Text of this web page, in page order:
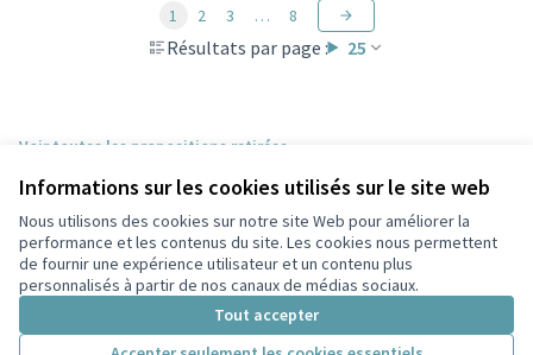
Informations sur les cookies utilisés sur le site web
Nous utilisons des cookies sur notre site Web pour améliorer la
performance et les contenus du site. Les cookies nous permettent
de fournir une expérience utilisateur et un contenu plus
personnalisés à partir de nos canaux de médias sociaux.
Tout accepter
Résultats par page : 25
1 2 3 … 8
Voir toutes les propositions retirées
Conditions d'utilisation
Paramètres des cookies
Participez Villeurbanne sur X
(Lien externe)
Participez Villeurbanne sur Facebook
Participez Villeurbanne sur Instagram
Participez Villeurbanne sur YouTube
(Lien externe)